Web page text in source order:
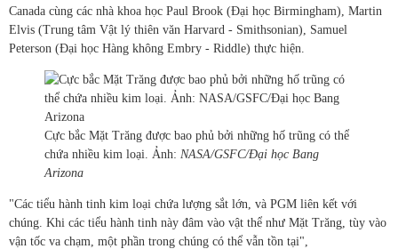
Canada cùng các nhà khoa học Paul Brook (Đại học Birmingham), Martin
Elvis (Trung tâm Vật lý thiên văn Harvard - Smithsonian), Samuel
Peterson (Đại học Hàng không Embry - Riddle) thực hiện.
Cực bắc Mặt Trăng được bao phủ bởi những hố trũng có thể
chứa nhiều kim loại. Ảnh: NASA/GSFC/Đại học Bang
Arizona
"Các tiểu hành tinh kim loại chứa lượng sắt lớn, và PGM liên kết với
chúng. Khi các tiểu hành tinh này đâm vào vật thể như Mặt Trăng, tùy vào
vận tốc va chạm, một phần trong chúng có thể vẫn tồn tại",